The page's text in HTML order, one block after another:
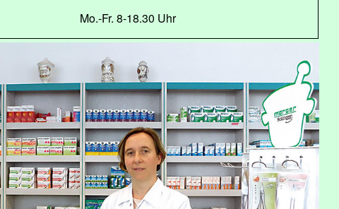
Mo.-Fr. 8-18.30 Uhr